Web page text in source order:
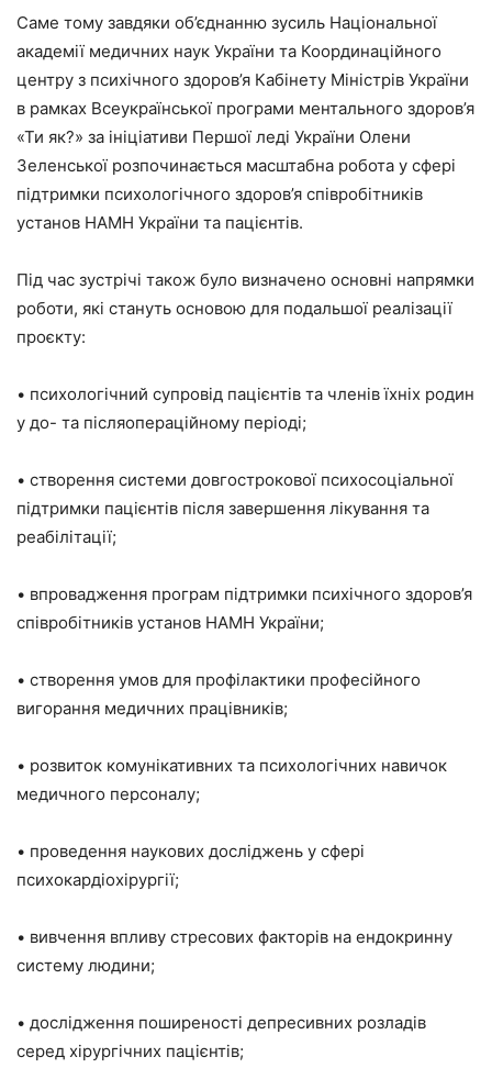
Саме тому завдяки об’єднанню зусиль Національної
академії медичних наук України та Координаційного
центру з психічного здоров’я Кабінету Міністрів України
в рамках Всеукраїнської програми ментального здоров’я
«Ти як?» за ініціативи Першої леді України Олени
Зеленської розпочинається масштабна робота у сфері
підтримки психологічного здоров’я співробітників
установ НАМН України та пацієнтів.
Під час зустрічі також було визначено основні напрямки
роботи, які стануть основою для подальшої реалізації
проєкту:
• психологічний супровід пацієнтів та членів їхніх родин
у до- та післяопераційному періоді;
• створення системи довгострокової психосоціальної
підтримки пацієнтів після завершення лікування та
реабілітації;
• впровадження програм підтримки психічного здоров’я
співробітників установ НАМН України;
• створення умов для профілактики професійного
вигорання медичних працівників;
• розвиток комунікативних та психологічних навичок
медичного персоналу;
• проведення наукових досліджень у сфері
психокардіохірургії;
• вивчення впливу стресових факторів на ендокринну
систему людини;
• дослідження поширеності депресивних розладів
серед хірургічних пацієнтів;